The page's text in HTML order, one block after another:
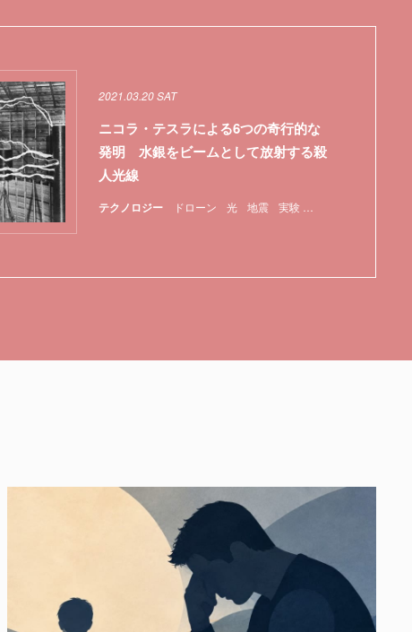
テクノロジー ドローン 光 地震 実験
2021.03.20 SAT
ニコラ・テスラによる6つの奇行的な
発明 水銀をビームとして放射する殺
人光線